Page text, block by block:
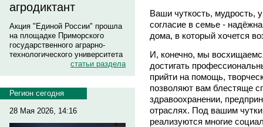
агродиктант
Акция "Единой России" прошла
на площадке Приморского
государственного аграрно-
технологического университета
статьи раздела
Регион сегодня
28 Мая 2026, 14:16
Ваши чуткость, мудрость,
согласие в семье -
дома, в который хочется
И, конечно, мы
достигать
прийти на помощь,
позволяют вам блестяще
здравоохранении,
отраслях. Под вашим
реализуются многие